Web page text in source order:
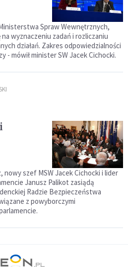
Spraw Wewnętrznych,
wyznaczeniu zadań i rozliczaniu
działań. Zakres odpowiedzialności
- mówił minister SW Jacek Cichocki.
nowy szef MSW Jacek Cichocki i lider
Janusz Palikot zasiądą
Radzie Bezpieczeństwa
z powyborczymi